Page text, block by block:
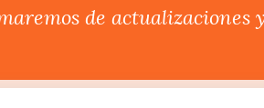
de actualizaciones